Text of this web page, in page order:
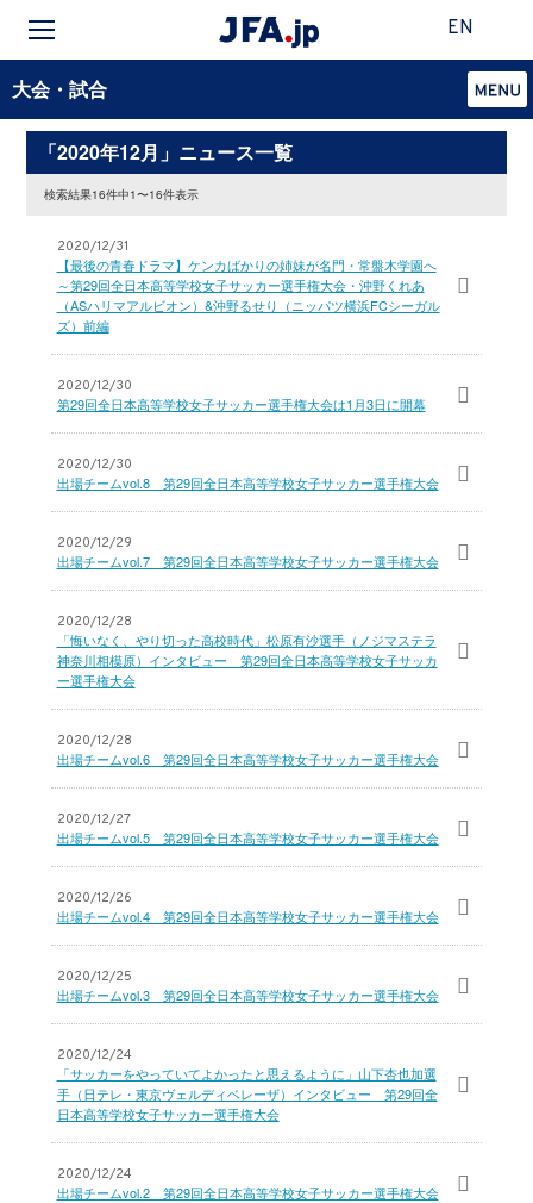
EN
大会・試合
「2020年12月」ニュース一覧
検索結果16件中1〜16件表示
2020/12/31
【最後の青春ドラマ】ケンカばかりの姉妹が名門・常盤木学園へ
～第29回全日本高等学校女子サッカー選手権大会・沖野くれあ
（ASハリマアルビオン）&沖野るせり（ニッパツ横浜FCシーガル
ズ）前編
2020/12/30
第29回全日本高等学校女子サッカー選手権大会は1月3日に開幕
2020/12/30
出場チームvol.8 第29回全日本高等学校女子サッカー選手権大会
2020/12/29
出場チームvol.7 第29回全日本高等学校女子サッカー選手権大会
2020/12/28
「悔いなく、やり切った高校時代」松原有沙選手（ノジマステラ
神奈川相模原）インタビュー 第29回全日本高等学校女子サッカ
ー選手権大会
2020/12/28
出場チームvol.6 第29回全日本高等学校女子サッカー選手権大会
2020/12/27
出場チームvol.5 第29回全日本高等学校女子サッカー選手権大会
2020/12/26
出場チームvol.4 第29回全日本高等学校女子サッカー選手権大会
2020/12/25
出場チームvol.3 第29回全日本高等学校女子サッカー選手権大会
2020/12/24
「サッカーをやっていてよかったと思えるように」山下杏也加選
手（日テレ・東京ヴェルディベレーザ）インタビュー 第29回全
日本高等学校女子サッカー選手権大会
2020/12/24
出場チームvol.2 第29回全日本高等学校女子サッカー選手権大会